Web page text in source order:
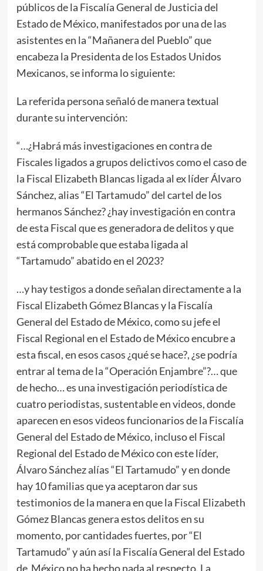
públicos de la Fiscalía General de Justicia del
Estado de México, manifestados por una de las
asistentes en la “Mañanera del Pueblo” que
encabeza la Presidenta de los Estados Unidos
Mexicanos, se informa lo siguiente:
La referida persona señaló de manera textual
durante su intervención:
“…¿Habrá más investigaciones en contra de
Fiscales ligados a grupos delictivos como el caso de
la Fiscal Elizabeth Blancas ligada al ex líder Álvaro
Sánchez, alias “El Tartamudo” del cartel de los
hermanos Sánchez? ¿hay investigación en contra
de esta Fiscal que es generadora de delitos y que
está comprobable que estaba ligada al
“Tartamudo” abatido en el 2023?
…y hay testigos a donde señalan directamente a la
Fiscal Elizabeth Gómez Blancas y la Fiscalía
General del Estado de México, como su jefe el
Fiscal Regional en el Estado de México encubre a
esta fiscal, en esos casos ¿qué se hace?, ¿se podría
entrar al tema de la “Operación Enjambre”?… que
de hecho… es una investigación periodística de
cuatro periodistas, sustentable en videos, donde
aparecen en esos videos funcionarios de la Fiscalía
General del Estado de México, incluso el Fiscal
Regional del Estado de México con este líder,
Álvaro Sánchez alías “El Tartamudo” y en donde
hay 10 familias que ya aceptaron dar sus
testimonios de la manera en que la Fiscal Elizabeth
Gómez Blancas genera estos delitos en su
momento, por cantidades fuertes, por “El
Tartamudo” y aún así la Fiscalía General del Estado
de México no ha hecho nada al respecto. La